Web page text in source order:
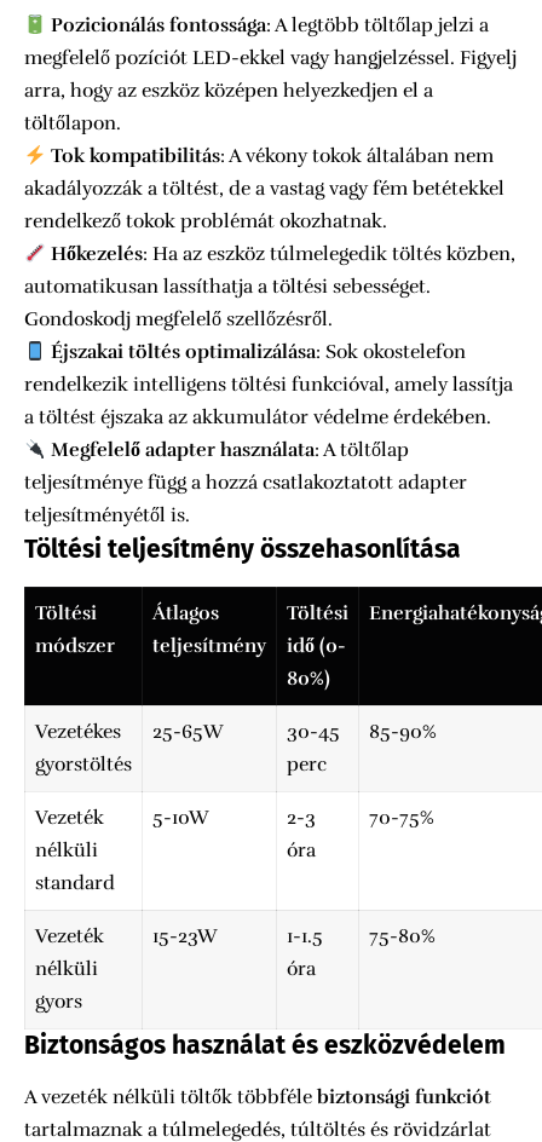
Pozicionálás fontossága: A legtöbb töltőlap jelzi a
megfelelő pozíciót LED-ekkel vagy hangjelzéssel. Figyelj
arra, hogy az eszköz középen helyezkedjen el a
töltőlapon.
Tok kompatibilitás: A vékony tokok általában nem
akadályozzák a töltést, de a vastag vagy fém betétekkel
rendelkező tokok problémát okozhatnak.
Hőkezelés: Ha az eszköz túlmelegedik töltés közben,
automatikusan lassíthatja a töltési sebességet.
Gondoskodj megfelelő szellőzésről.
Éjszakai töltés optimalizálása: Sok okostelefon
rendelkezik intelligens töltési funkcióval, amely lassítja
a töltést éjszaka az akkumulátor védelme érdekében.
Megfelelő adapter használata: A töltőlap
teljesítménye függ a hozzá csatlakoztatott adapter
teljesítményétől is.
Töltési teljesítmény összehasonlítása
Töltési
módszer
Átlagos
teljesítmény
Töltési
idő (0-
80%)
Vezetékes
gyorstöltés
25-65W
30-45
perc
85-90%
Vezeték
nélküli
standard
5-10W
2-3
óra
70-75%
Vezeték
nélküli
gyors
15-23W
1-1.5
óra
75-80%
Biztonságos használat és eszközvédelem
A vezeték nélküli töltők többféle biztonsági funkciót
tartalmaznak a túlmelegedés, túltöltés és rövidzárlat